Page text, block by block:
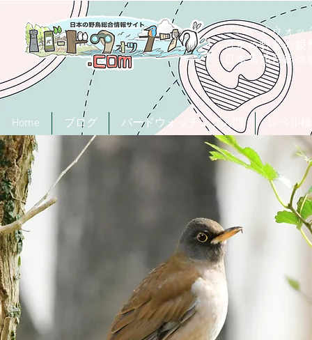
「バードウォッ
日本の野鳥の観
日本鳥類目録
Home ブログ バードウォッチング入門